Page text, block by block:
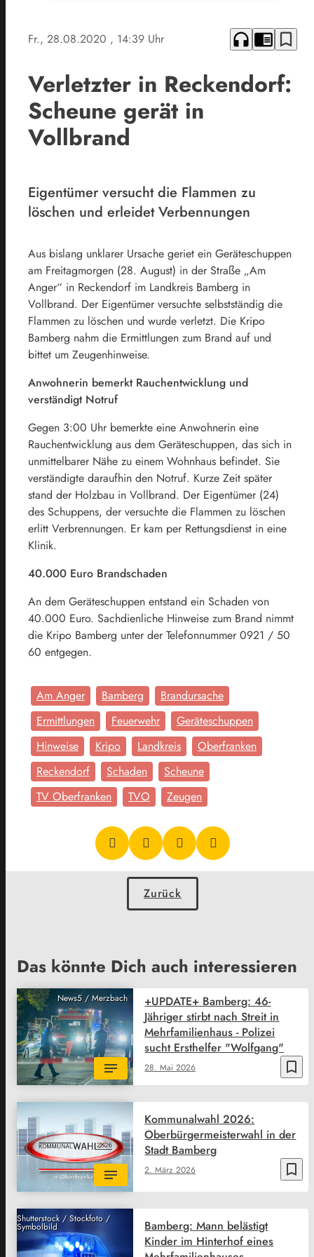
Fr., 28.08.2020 , 14:39 Uhr headphones chrome_reader_mode bookmark_border
Verletzter in Reckendorf:
Scheune gerät in
Vollbrand
Eigentümer versucht die Flammen zu
löschen und erleidet Verbennungen
Aus bislang unklarer Ursache geriet ein Geräteschuppen
am Freitagmorgen (28. August) in der Straße „Am
Anger“ in Reckendorf im Landkreis Bamberg in
Vollbrand. Der Eigentümer versuchte selbstständig die
Flammen zu löschen und wurde verletzt. Die Kripo
Bamberg nahm die Ermittlungen zum Brand auf und
bittet um Zeugenhinweise.
Anwohnerin bemerkt Rauchentwicklung und
verständigt Notruf
Gegen 3:00 Uhr bemerkte eine Anwohnerin eine
Rauchentwicklung aus dem Geräteschuppen, das sich in
unmittelbarer Nähe zu einem Wohnhaus befindet. Sie
verständigte daraufhin den Notruf. Kurze Zeit später
stand der Holzbau in Vollbrand. Der Eigentümer (24)
des Schuppens, der versuchte die Flammen zu löschen
erlitt Verbrennungen. Er kam per Rettungsdienst in eine
Klinik.
40.000 Euro Brandschaden
An dem Geräteschuppen entstand ein Schaden von
40.000 Euro. Sachdienliche Hinweise zum Brand nimmt
die Kripo Bamberg unter der Telefonnummer 0921 / 50
60 entgegen.
Am Anger Bamberg
Brandursache
Ermittlungen
Feuerwehr
Geräteschuppen
Hinweise
Kripo Landkreis
Oberfranken
Reckendorf
Schaden
Scheune
TV Oberfranken
TVO Zeugen
Zurück
Das könnte Dich auch interessieren
News5 / Merzbach
bookmark_border
28. Mai 2026
+UPDATE+ Bamberg: 46-
Jähriger stirbt nach Streit in
Mehrfamilienhaus - Polizei
sucht Ersthelfer "Wolfgang"
bookmark_border
2. März 2026
Kommunalwahl 2026:
Oberbürgermeisterwahl in der
Stadt Bamberg
Shutterstock / Stockfoto /
Symbolbild
Bamberg: Mann belästigt
Kinder im Hinterhof eines